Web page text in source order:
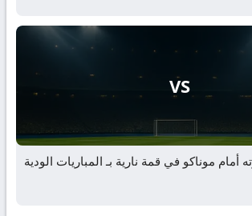
VS
أمام موناكو في قمة نارية بـ المباريات الودية